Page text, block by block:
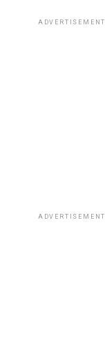
ADVERTISEMENT
ADVERTISEMENT